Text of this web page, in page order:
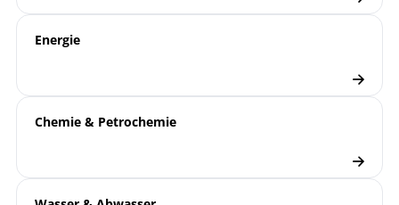
9.1000 |
Checkliste
IECEx | Baumusterprüfbescheinigung |
Energie
Chemie & Petrochemie